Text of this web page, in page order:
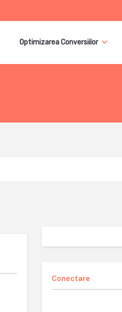
Optimizarea Conversiilor
Conectare